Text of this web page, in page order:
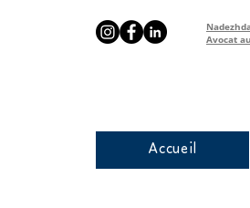
Avocat
Accueil